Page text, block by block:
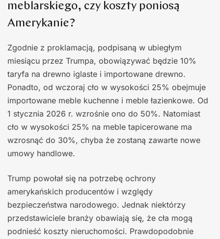
meblarskiego, czy koszty poniosą
Amerykanie?
Zgodnie z proklamacją, podpisaną w ubiegłym
miesiącu przez Trumpa, obowiązywać będzie 10%
taryfa na drewno iglaste i importowane drewno.
Ponadto, od wczoraj cło w wysokości 25% obejmuje
importowane meble kuchenne i meble łazienkowe. Od
1 stycznia 2026 r. wzrośnie ono do 50%. Natomiast
cło w wysokości 25% na meble tapicerowane ma
wzrosnąć do 30%, chyba że zostaną zawarte nowe
umowy handlowe.
Trump powołał się na potrzebę ochrony
amerykańskich producentów i względy
bezpieczeństwa narodowego. Jednak niektórzy
przedstawiciele branży obawiają się, że cła mogą
podnieść koszty nieruchomości. Prawdopodobnie